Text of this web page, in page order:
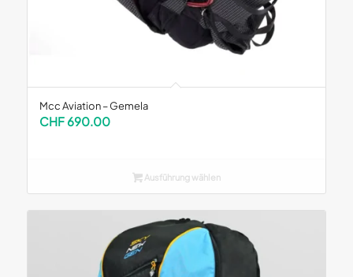
Mcc Aviation – Gemela
CHF690.00
Ausführung wählen